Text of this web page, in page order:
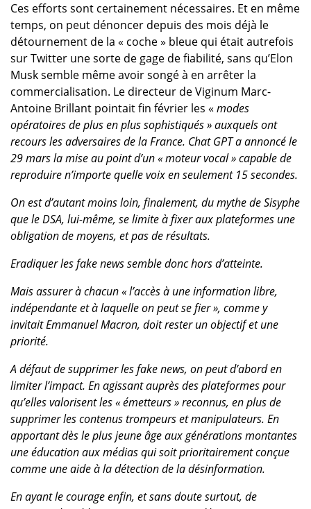
Ces efforts sont certainement nécessaires. Et en même
temps, on peut dénoncer depuis des mois déjà le
détournement de la « coche » bleue qui était autrefois
sur Twitter une sorte de gage de fiabilité, sans qu’Elon
Musk semble même avoir songé à en arrêter la
commercialisation. Le directeur de Viginum Marc-
Antoine Brillant pointait fin février les « modes
opératoires de plus en plus sophistiqués » auxquels ont
recours les adversaires de la France. Chat GPT a annoncé le
29 mars la mise au point d’un « moteur vocal » capable de
reproduire n’importe quelle voix en seulement 15 secondes.
On est d’autant moins loin, finalement, du mythe de Sisyphe
que le DSA, lui-même, se limite à fixer aux plateformes une
obligation de moyens, et pas de résultats.
Eradiquer les fake news semble donc hors d’atteinte.
Mais assurer à chacun « l’accès à une information libre,
indépendante et à laquelle on peut se fier », comme y
invitait Emmanuel Macron, doit rester un objectif et une
priorité.
A défaut de supprimer les fake news, on peut d’abord en
limiter l’impact. En agissant auprès des plateformes pour
qu’elles valorisent les « émetteurs » reconnus, en plus de
supprimer les contenus trompeurs et manipulateurs. En
apportant dès le plus jeune âge aux générations montantes
une éducation aux médias qui soit prioritairement conçue
comme une aide à la détection de la désinformation.
En ayant le courage enfin, et sans doute surtout, de